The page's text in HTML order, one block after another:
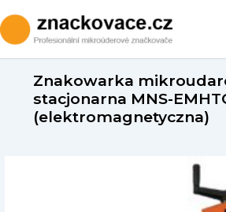
to
content
Znakowarka
stacjonarna MNS-
(elektromagnetyczna)